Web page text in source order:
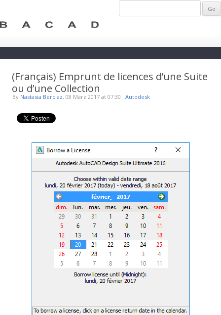
(Français) Emprunt de licences d’une Suite
ou d’une Collection
By Nastasia Berclaz, 08 März 2017 at 07:30 · Autodesk